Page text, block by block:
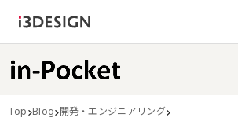
Top Blog
開発・エンジニアリング